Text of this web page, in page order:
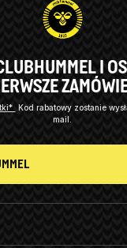
I
Kod rabatowy zostanie
mail.